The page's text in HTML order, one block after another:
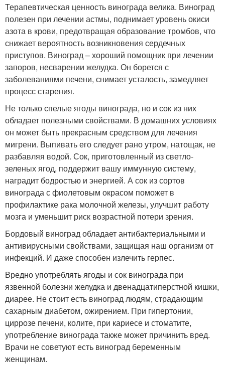
Терапевтическая ценность винограда велика. Виноград
полезен при лечении астмы, поднимает уровень окиси
азота в крови, предотвращая образование тромбов, что
снижает вероятность возникновения сердечных
приступов. Виноград – хороший помощник при лечении
запоров, несварении желудка. Он борется с
заболеваниями печени, снимает усталость, замедляет
процесс старения.
Не только спелые ягоды винограда, но и сок из них
обладает полезными свойствами. В домашних условиях
он может быть прекрасным средством для лечения
мигрени. Выпивать его следует рано утром, натощак, не
разбавляя водой. Сок, приготовленный из светло-
зеленых ягод, поддержит вашу иммунную систему,
наградит бодростью и энергией. А сок из сортов
винограда с фиолетовым окрасом поможет в
профилактике рака молочной железы, улучшит работу
мозга и уменьшит риск возрастной потери зрения.
Бордовый виноград обладает антибактериальными и
антивирусными свойствами, защищая наш организм от
инфекций. И даже способен излечить герпес.
Вредно употреблять ягоды и сок винограда при
язвенной болезни желудка и двенадцатиперстной кишки,
диарее. Не стоит есть виноград людям, страдающим
сахарным диабетом, ожирением. При гипертонии,
циррозе печени, колите, при кариесе и стоматите,
употребление винограда также может причинить вред.
Врачи не советуют есть виноград беременным
женщинам.